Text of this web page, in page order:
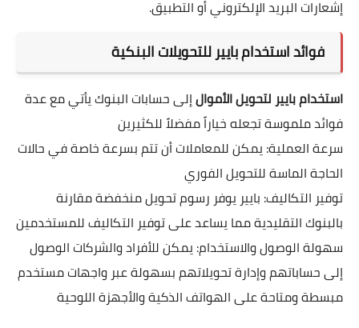
إشعارات البريد الإلكتروني أو التطبيق.
فوائد استخدام بايير للتحويلات البنكية
استخدام بايير لتحويل الأموالإلى حسابات البنوك يأتي مع عدة
فوائد ملموسة تجعله خياراً مفضلاً للكثيرين
سرعة العملية: يمكن للمعاملات أن تتم بسرعة خاصة في حالات
الحاجة الماسة للتحويل الفوري
توفير التكاليف: بايير يوفر رسوم تحويل منخفضة مقارنة
بالبنوك التقليدية مما يساعد على توفير التكاليف للمستخدمين
سهولة الوصول والاستخدام: يمكن للأفراد والشركات الوصول
إلى حساباتهم وإدارة تحويلاتهم بسهولة عبر واجهات مستخدم
مبسطة ومتاحة على الهواتف الذكية والأجهزة اللوحية